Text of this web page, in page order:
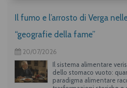
Il fumo e l’arrosto di Verga
“geografie della fame”
20/07/2026
Il sistema alimentare
dello stomaco vuoto:
paradigma alimentare